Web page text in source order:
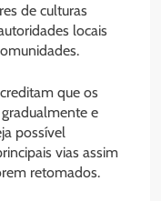
de culturas
locais
que os
e
possível
vias assim
retomados.